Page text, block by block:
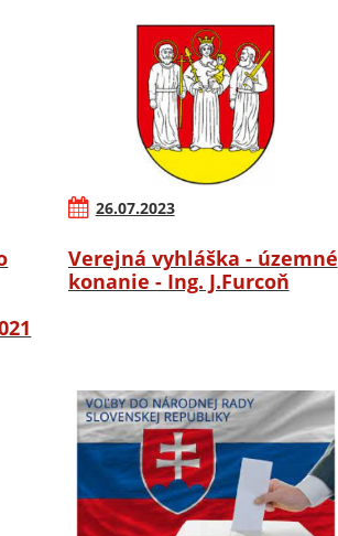
26.07.2023
Verejná vyhláška - územné
konanie - Ing. J.Furcoň